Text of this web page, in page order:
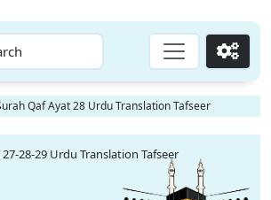
Go
Qaf Ayat 28 Urdu Translation Tafseer
28-29 Urdu Translation Tafseer